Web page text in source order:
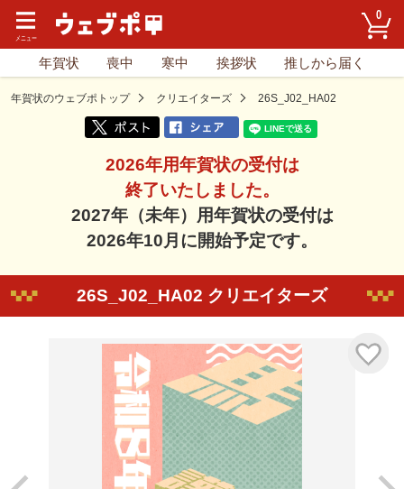
0
年賀状 喪中 寒中 挨拶状 推しから届く
年賀状のウェブポトップ クリエイターズ 26S_J02_HA02
2026年用年賀状の受付は
終了いたしました。
2027年（未年）用年賀状の受付は
2026年10月に開始予定です。
26S_J02_HA02 クリエイターズ